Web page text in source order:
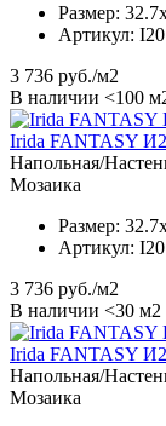
Размер:
Артикул:
3 736 руб./м2
В наличии <100
Irida FANTASY
Напольная/
Мозаика
Размер:
Артикул:
3 736 руб./м2
В наличии <30 м2
Irida FANTASY
Напольная/
Мозаика